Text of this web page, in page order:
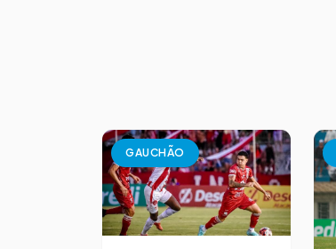
GAUCHÃO